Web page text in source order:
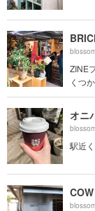
ZINE
くつ
駅近